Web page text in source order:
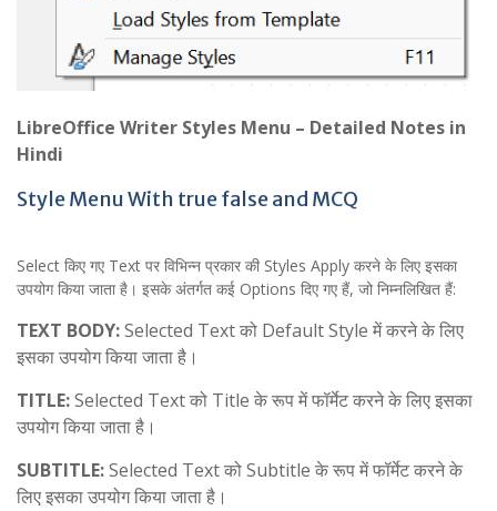
LibreOffice Writer Styles Menu – Detailed Notes in
Hindi
Style Menu With true false and MCQ
Select किए गए Text पर विभिन्न प्रकार की Styles Apply करने के लिए इसका
उपयोग किया जाता है। इसके अंतर्गत कई Options दिए गए हैं, जो निम्नलिखित हैं:
TEXT BODY:Selected Text को Default Style में करने के लिए
इसका उपयोग किया जाता है।
TITLE:Selected Text को Title के रूप में फॉर्मेट करने के लिए इसका
उपयोग किया जाता है।
SUBTITLE:Selected Text को Subtitle के रूप में फॉर्मेट करने के
लिए इसका उपयोग किया जाता है।